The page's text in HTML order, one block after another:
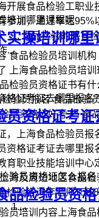
开展食品检验工职业
参加，通过率达95%
食品检验的感官检
...
实操培训哪里
食品检验员培训机
上海食品检验员培
检验员资格证书有
验员报名 食品检验
员资格证好考 吗 食
员资格证考
，上海食品检验员报
资格证考证去哪里报
育职业技能培训中心
海及周边地区食品
检验咨询李老师159
1....
品检验员资
员培训内容上海食